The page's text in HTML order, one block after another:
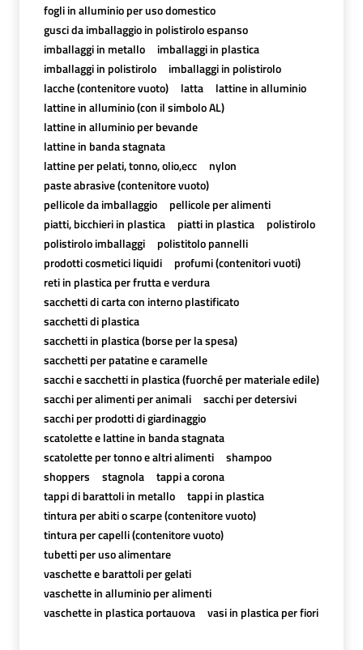
fogli in alluminio per uso domestico
gusci da imballaggio in polistirolo espanso
imballaggi in metallo
imballaggi in plastica
imballaggi in polistirolo
imballaggi in polistirolo
lacche (contenitore vuoto)
latta
lattine in alluminio
lattine in alluminio (con il simbolo AL)
lattine in alluminio per bevande
lattine in banda stagnata
lattine per pelati, tonno, olio,ecc
nylon
paste abrasive (contenitore vuoto)
pellicole da imballaggio
pellicole per alimenti
piatti, bicchieri in plastica
piatti in plastica
polistirolo
polistirolo imballaggi
polistitolo pannelli
prodotti cosmetici liquidi
profumi (contenitori vuoti)
reti in plastica per frutta e verdura
sacchetti di carta con interno plastificato
sacchetti di plastica
sacchetti in plastica (borse per la spesa)
sacchetti per patatine e caramelle
sacchi e sacchetti in plastica (fuorché per materiale edile)
sacchi per alimenti per animali
sacchi per detersivi
sacchi per prodotti di giardinaggio
scatolette e lattine in banda stagnata
scatolette per tonno e altri alimenti
shampoo
shoppers
stagnola
tappi a corona
tappi di barattoli in metallo
tappi in plastica
tintura per abiti o scarpe (contenitore vuoto)
tintura per capelli (contenitore vuoto)
tubetti per uso alimentare
vaschette e barattoli per gelati
vaschette in alluminio per alimenti
vaschette in plastica portauova
vasi in plastica per fiori